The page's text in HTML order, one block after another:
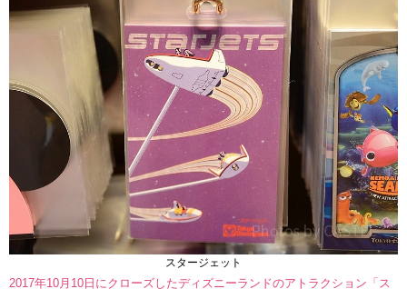
スタージェット
2017年10月10日にクローズしたディズニーランドのアトラクション「ス